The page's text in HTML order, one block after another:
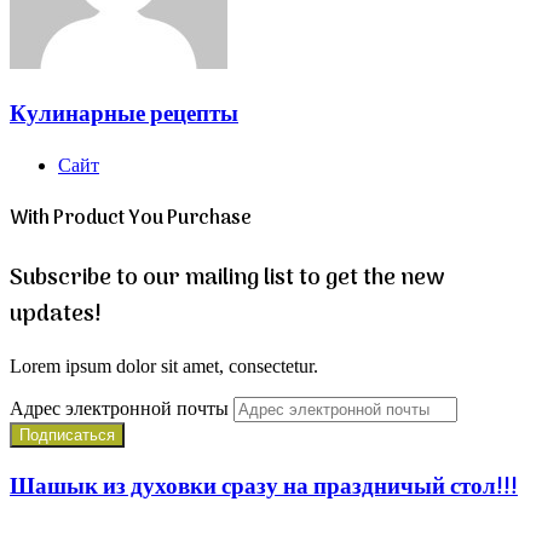
Кулинарные рецепты
Сайт
With Product You Purchase
Subscribe to our mailing list to get the new
updates!
Lorem ipsum dolor sit amet, consectetur.
Адрес электронной почты
Шашык из духовки сразу на праздничый стол!!!